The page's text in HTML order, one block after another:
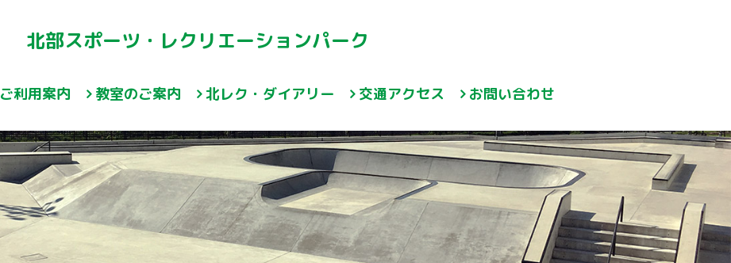
北部スポーツ・レクリエーションパーク
ご利用案内 教室のご案内 北レク・ダイアリー 交通アクセス お問い合わせ